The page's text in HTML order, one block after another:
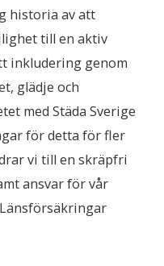
historia av att
till en aktiv
inkludering genom
glädje och
med Städa Sverige
för detta för fler
vi till en skräpfri
ansvar för vår